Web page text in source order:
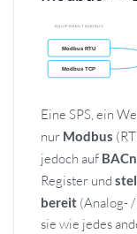
Eine SPS, ein
nur Modbus
jedoch auf
Register und
bereit (Analog-
sie wie jedes